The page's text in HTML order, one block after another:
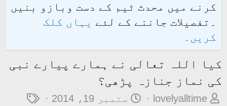
کرنے میں محدث ٹیم کے دست وبازو بنیں
۔تفصیلات جاننے کے لئے یہاں کلک
کریں۔
کیا اللہ تعالی نے ہمارے پیارے نبی
کی نماز جنازہ پڑھی؟
م
lovelyalltime
ت
ستمبر 19، 2014
ٹ